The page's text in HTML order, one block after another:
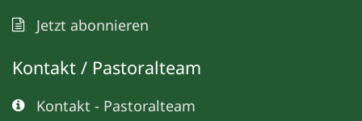
Jetzt abonnieren
Kontakt / Pastoralteam
Kontakt - Pastoralteam